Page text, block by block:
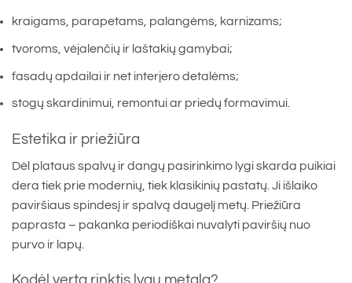
kraigams, parapetams, palangėms, karnizams;
tvoroms, vėjalenčių ir laštakių gamybai;
fasadų apdailai ir net interjero detalėms;
stogų skardinimui, remontui ar priedų formavimui.
Estetika ir priežiūra
Dėl plataus spalvų ir dangų pasirinkimo lygi skarda puikiai
dera tiek prie modernių, tiek klasikinių pastatų. Ji išlaiko
paviršiaus spindesį ir spalvą daugelį metų. Priežiūra
paprasta – pakanka periodiškai nuvalyti paviršių nuo
purvo ir lapų.